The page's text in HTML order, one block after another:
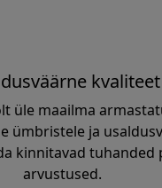
kvaliteet
üle maailma
ümbristele ja
kinnitavad tuhanded
arvustused.